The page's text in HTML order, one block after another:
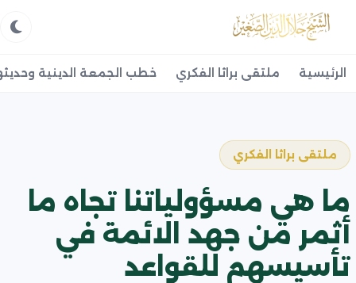
الرئيسية ملتقى براثا الفكري خطب الجمعة الدينية
ملتقى براثا الفكري
ما هي مسؤولياتنا تجاه ما
أثمر من جهد الائمة في
تأسيسهم للقواعد